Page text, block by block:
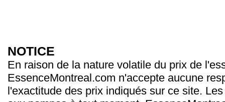
NOTICE
En raison de la nature volatile du prix de
EssenceMontreal.com n'accepte aucune
l'exactitude des prix indiqués sur ce site.